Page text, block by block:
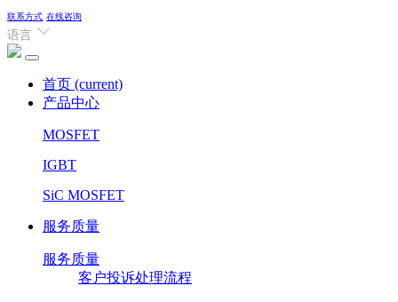
联系方式 在线咨询
语言
首页 (current)
产品中心
MOSFET
IGBT
SiC MOSFET
服务质量
服务质量
客户投诉处理流程